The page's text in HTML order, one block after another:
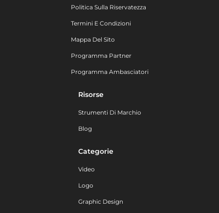
Politica Sulla Riservatezza
Termini E Condizioni
Mappa Del Sito
Programma Partner
Programma Ambasciatori
Risorse
Strumenti Di Marchio
Blog
Categorie
Video
Logo
Graphic Design